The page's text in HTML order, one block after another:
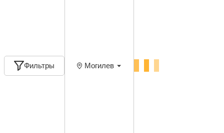
Фильтры Могилев